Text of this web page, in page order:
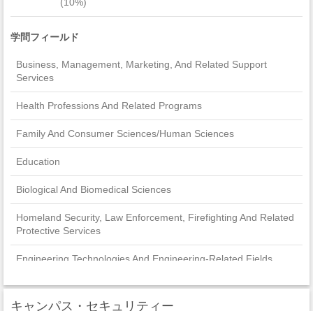
学問フィールド
Business, Management, Marketing, And Related Support
Services
Health Professions And Related Programs
Family And Consumer Sciences/Human Sciences
Education
Biological And Biomedical Sciences
Homeland Security, Law Enforcement, Firefighting And Related
Protective Services
Engineering Technologies And Engineering-Related Fields
Psychology
キャンパス・セキュリティー